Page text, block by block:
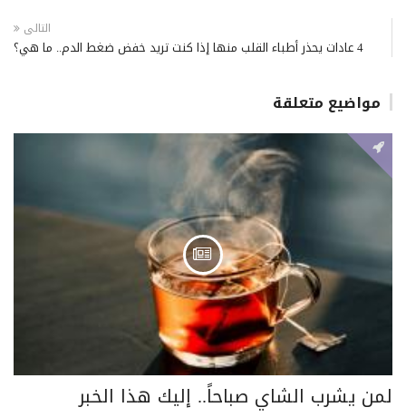
التالى
4 عادات يحذر أطباء القلب منها إذا كنت تريد خفض ضغط الدم.. ما هي؟
مواضيع متعلقة
لمن يشرب الشاي صباحاً.. إليك هذا الخبر